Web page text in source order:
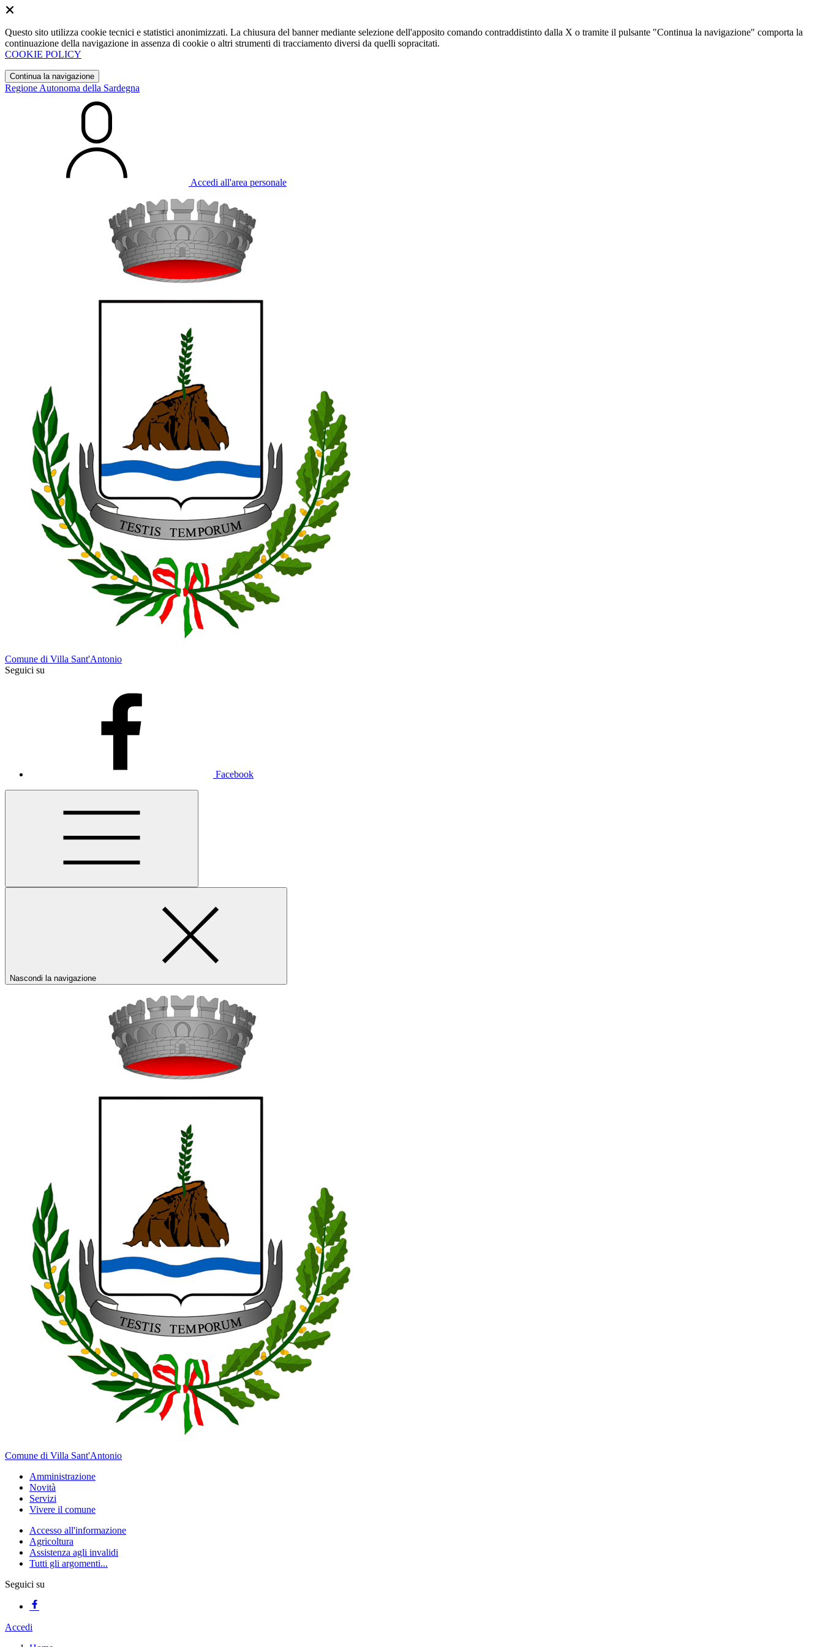
Questo sito utilizza cookie tecnici e statistici anonimizzati. La chiusura del banner mediante selezione dell'apposito comando contraddistinto dalla X o tramite il pulsante "Continua la navigazione" comporta la
continuazione della navigazione in assenza di cookie o altri strumenti di tracciamento diversi da quelli sopracitati.
COOKIE POLICY
Continua la navigazione
Regione Autonoma della Sardegna
Accedi all'area personale
Comune di Villa Sant'Antonio
Seguici su
Facebook
Nascondi la navigazione
Comune di Villa Sant'Antonio
Amministrazione
Novità
Servizi
Vivere il comune
Accesso all'informazione
Agricoltura
Assistenza agli invalidi
Tutti gli argomenti...
Seguici su
Accedi